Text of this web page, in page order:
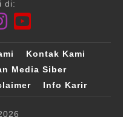
di:
Kontak Kami
Media Siber
Info Karir